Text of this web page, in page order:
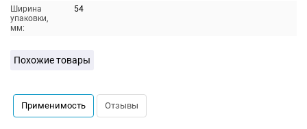
Ширина
упаковки,
мм:
54
Похожие товары
Применимость Отзывы